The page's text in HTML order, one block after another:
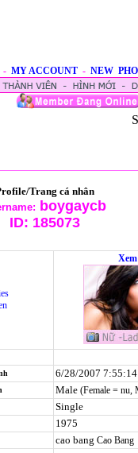
- MY ACCOUNT - NEW
Trang cá nhân
boygaycb
ID: 185073
6/28/2007
Male (Female = nu,
Single
1975
cao bang Cao Bang